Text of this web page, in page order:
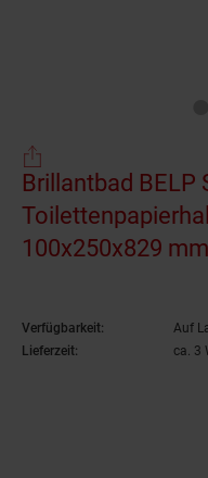
Brillantbad BELP
100x250x829
Verfügbarkeit:
Auf
Lieferzeit:
ca. 3